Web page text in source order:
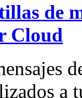
de
Cloud
a